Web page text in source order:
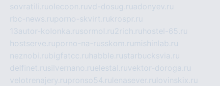
sovratili.ruolecoon.ruvd-dosug.ruadonyev.ru
rbc-news.ruporno-skvirt.rukrospr.ru
13autor-kolonka.rusormol.ru2rich.ru hostel-65.ru
hostserve.ruporno-na-russkom.ru mishinlab.ru
neznobi.rubigfatcc.ru habble.rustarbucksvia.ru
delfinet.rusilvernano.ruelestal.ruvektor-doroga.ru
velotrenajery.rupronso54.ru lenasever.ru lovinskix.ru